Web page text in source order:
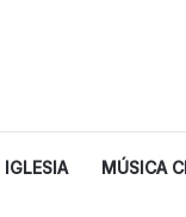
IGLESIA MÚSICA